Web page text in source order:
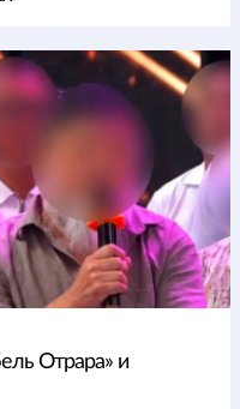
Отрара» и